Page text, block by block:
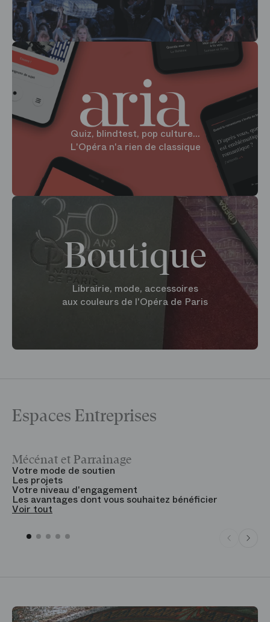
Quiz, blindtest, pop culture...
L'Opéra n'a rien de classique
Boutique
Librairie, mode, accessoires
aux couleurs de l'Opéra de Paris
Espaces Entreprises
Mécénat et Parrainage
Votre mode de soutien
Les projets
Votre niveau d'engagement
Les avantages dont vous souhaitez bénéficier
Voir tout